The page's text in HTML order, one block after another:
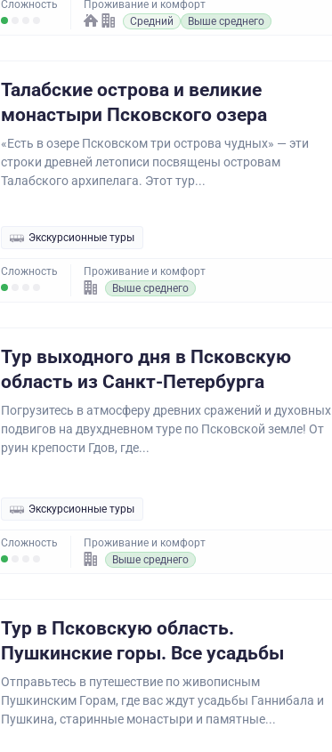
Сложность
Проживание и комфорт
Средний
Выше среднего
Талабские острова и великие
монастыри Псковского озера
«Есть в озере Псковском три острова чудных» — эти
строки древней летописи посвящены островам
Талабского архипелага. Этот тур...
Экскурсионные туры
Сложность
Проживание и комфорт
Выше среднего
Тур выходного дня в Псковскую
область из Санкт-Петербурга
Погрузитесь в атмосферу древних сражений и духовных
подвигов на двухдневном туре по Псковской земле! От
руин крепости Гдов, где...
Экскурсионные туры
Сложность
Проживание и комфорт
Выше среднего
Тур в Псковскую область.
Пушкинские горы. Все усадьбы
Отправьтесь в путешествие по живописным
Пушкинским Горам, где вас ждут усадьбы Ганнибала и
Пушкина, старинные монастыри и памятные...